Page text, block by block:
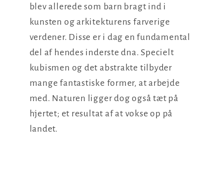
blev allerede som barn bragt ind i
kunsten og arkitekturens farverige
verdener. Disse er i dag en fundamental
del af hendes inderste dna. Specielt
kubismen og det abstrakte tilbyder
mange fantastiske former, at arbejde
med. Naturen ligger dog også tæt på
hjertet; et resultat af at vokse op på
landet.